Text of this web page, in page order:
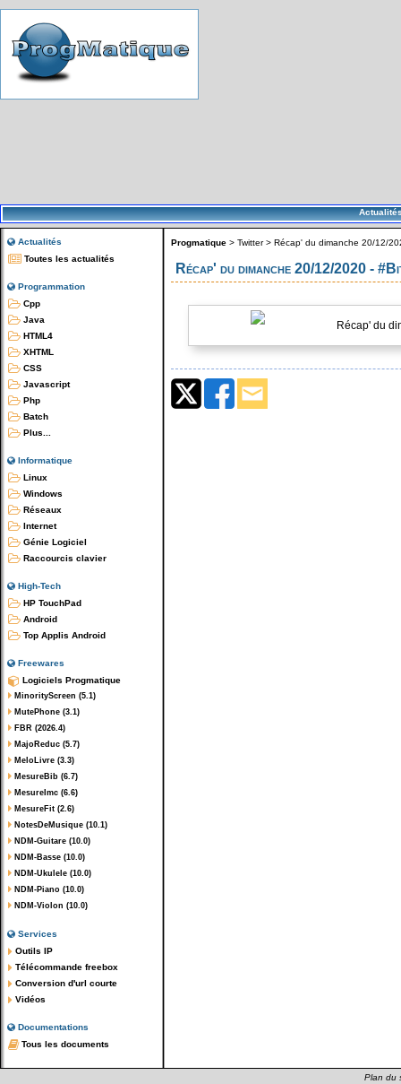
Actualités
Toutes les actualités
Programmation
Cpp
Java
HTML4
XHTML
CSS
Javascript
Php
Batch
Plus...
Informatique
Linux
Windows
Réseaux
Internet
Génie Logiciel
Raccourcis clavier
High-Tech
HP TouchPad
Android
Top Applis Android
Freewares
Logiciels Progmatique
MinorityScreen (5.1)
MutePhone (3.1)
FBR (2026.4)
MajoReduc (5.7)
MeloLivre (3.3)
MesureBib (6.7)
MesureImc (6.6)
MesureFit (2.6)
NotesDeMusique (10.1)
NDM-Guitare (10.0)
NDM-Basse (10.0)
NDM-Ukulele (10.0)
NDM-Piano (10.0)
NDM-Violon (10.0)
Services
Outils IP
Télécommande freebox
Conversion d'url courte
Vidéos
Documentations
Tous les documents
Progmatique > Twitter> Récap' du dimanche 20/12/
Récap' du dimanche 20/12/2020 -
Récap' du
Plan du